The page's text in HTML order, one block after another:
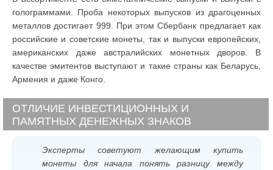
голограммами. Проба некоторых выпусков из драгоценных
металлов достигает 999. При этом Сбербанк предлагает как
российские и советские монеты, так и выпуски европейских,
американских даже австралийских монетных дворов. В
качестве эмитентов выступают и такие страны как Беларусь,
Армения и даже Конго.
ОТЛИЧИЕ ИНВЕСТИЦИОННЫХ И
ПАМЯТНЫХ ДЕНЕЖНЫХ ЗНАКОВ
Эксперты советуют желающим купить
монеты для начала понять разницу между